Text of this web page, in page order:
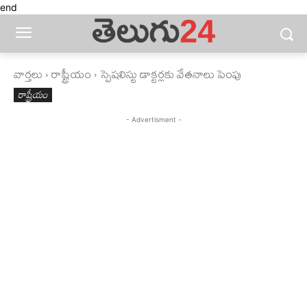
end
వార్తలు రాష్ట్రీయం స్పెషలిస్టు డాక్టర్లకు వేతనాలు పెంపు
రాష్ట్రీయం
- Advertisment -